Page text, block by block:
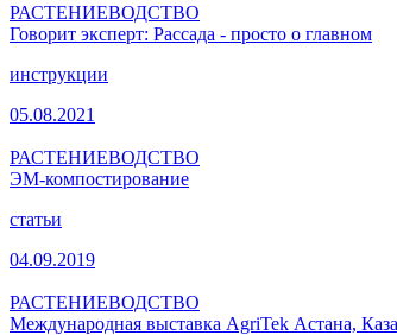
РАСТЕНИЕВОДСТВО
Говорит эксперт: Рассада - просто о главном
инструкции
05.08.2021
РАСТЕНИЕВОДСТВО
ЭМ-компостирование
статьи
04.09.2019
РАСТЕНИЕВОДСТВО
Международная выставка AgriTek Астана,